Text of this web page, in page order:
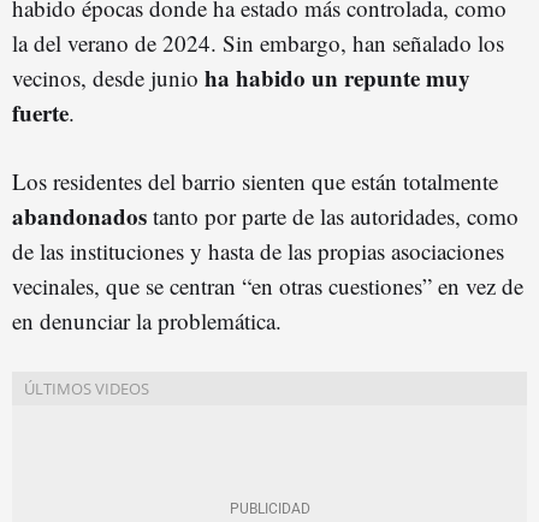
habido épocas donde ha estado más controlada, como
la del verano de 2024. Sin embargo, han señalado los
vecinos, desde junio ha habido un repunte muy
fuerte.
Los residentes del barrio sienten que están totalmente
abandonados tanto por parte de las autoridades, como
de las instituciones y hasta de las propias asociaciones
vecinales, que se centran “en otras cuestiones” en vez de
en denunciar la problemática.